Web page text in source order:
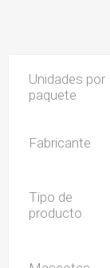
Unidades por
paquete
Fabricante
Tipo de
producto